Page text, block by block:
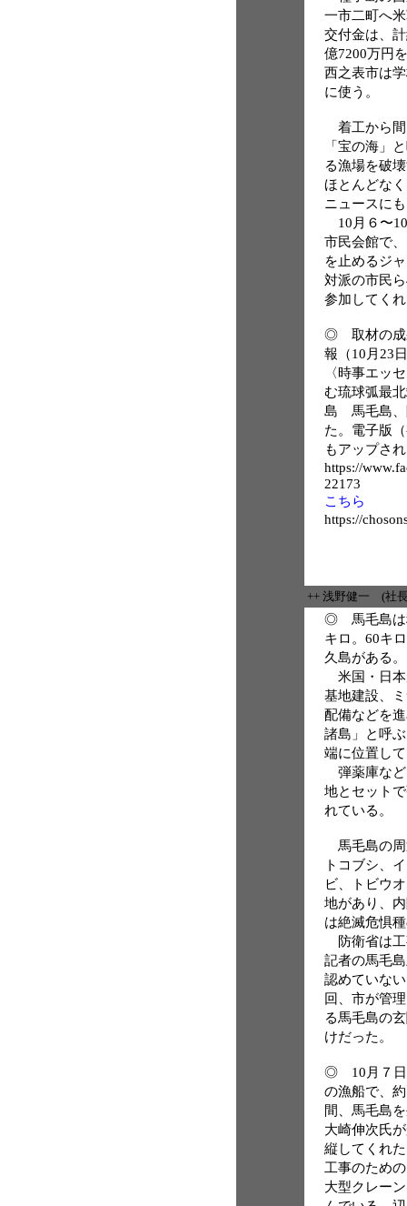
一市二町へ
交付金は、
億7200万円
西之表市は
に使う。
着工から間
「宝の海」
る漁場を破
ほとんどな
ニュースに
10月６〜
市民会館で
を止めるジ
対派の市民
参加してく
◎ 取材の成
報（10月23
〈時事エッ
む琉球弧最
島 馬毛島、
た。電子版
もアップさ
https://
22173
こちら
https://
++ 浅野健一 (社
◎ 馬毛島は
キロ。60キ
久島がある。
米国・日本
基地建設、
配備などを
諸島」と呼
端に位置し
弾薬庫など
地とセット
れている。
馬毛島の周
トコブシ、
ビ、トビウ
地があり、
は絶滅危惧
防衛省は工
記者の馬毛
認めていな
回、市が管
る馬毛島の
けだった。
◎ 10月７日
の漁船で、
間、馬毛島
大崎伸次氏
縦してくれ
工事のため
大型クレー